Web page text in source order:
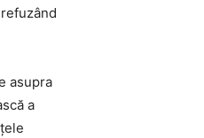
asupra
a